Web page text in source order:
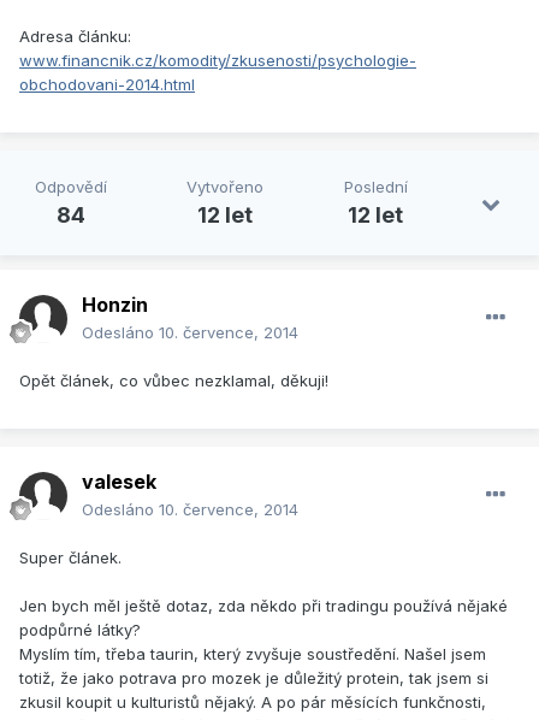
Adresa článku:
www.financnik.cz/komodity/zkusenosti/psychologie-
obchodovani-2014.html
Odpovědí
84
Vytvořeno
12 let
Poslední
12 let
Honzin
Odesláno 10. července, 2014
Opět článek, co vůbec nezklamal, děkuji!
valesek
Odesláno 10. července, 2014
Super článek.
Jen bych měl ještě dotaz, zda někdo při tradingu používá nějaké
podpůrné látky?
Myslím tím, třeba taurin, který zvyšuje soustředění. Našel jsem
totiž, že jako potrava pro mozek je důležitý protein, tak jsem si
zkusil koupit u kulturistů nějaký. A po pár měsících funkčnosti,